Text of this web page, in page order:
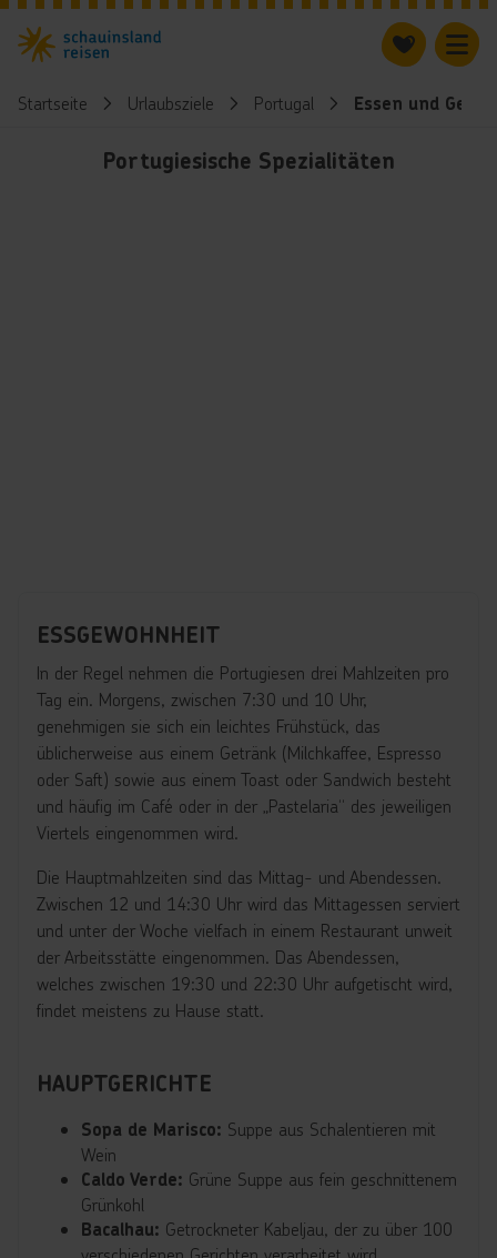
Startseite Urlaubsziele Portugal Essen und
Portugiesische Spezialitäten
ESSGEWOHNHEIT
In der Regel nehmen die Portugiesen drei Mahlzeiten pro
Tag ein. Morgens, zwischen 7:30 und 10 Uhr,
genehmigen sie sich ein leichtes Frühstück, das
üblicherweise aus einem Getränk (Milchkaffee, Espresso
oder Saft) sowie aus einem Toast oder Sandwich besteht
und häufig im Café oder in der „Pastelaria“ des jeweiligen
Viertels eingenommen wird.
Die Hauptmahlzeiten sind das Mittag- und Abendessen.
Zwischen 12 und 14:30 Uhr wird das Mittagessen serviert
und unter der Woche vielfach in einem Restaurant unweit
der Arbeitsstätte eingenommen. Das Abendessen,
welches zwischen 19:30 und 22:30 Uhr aufgetischt wird,
findet meistens zu Hause statt.
HAUPTGERICHTE
Sopa de Marisco: Suppe aus Schalentieren mit
Wein
Caldo Verde: Grüne Suppe aus fein geschnittenem
Grünkohl
Bacalhau: Getrockneter Kabeljau, der zu über 100